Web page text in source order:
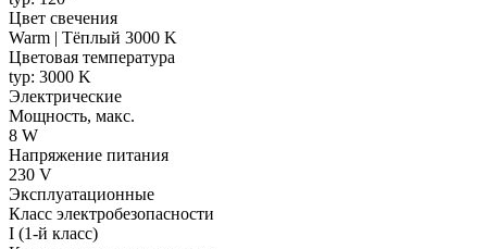
Цвет свечения
Warm | Тёплый 3000 K
Цветовая температура
typ: 3000 K
Электрические
Мощность, макс.
8 W
Напряжение питания
230 V
Эксплуатационные
Класс электробезопасности
I (1-й класс)